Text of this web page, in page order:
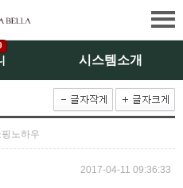
시스템소개
노하우
2017-04-11 09:36:33